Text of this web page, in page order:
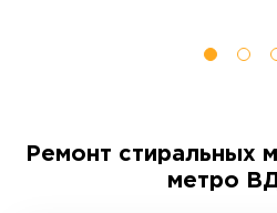
Ремонт стиральных
метро